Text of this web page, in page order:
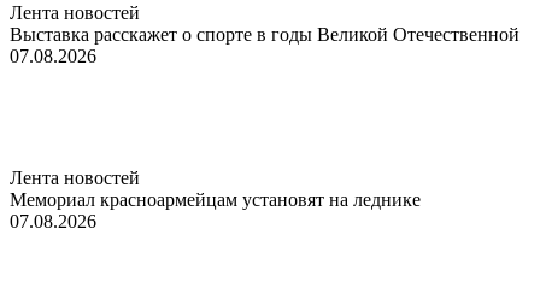
Лента новостей
Выставка расскажет о спорте в годы Великой Отечественной
07.08.2026
Лента новостей
Мемориал красноармейцам установят на леднике
07.08.2026